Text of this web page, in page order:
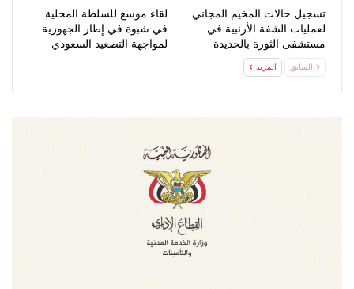
تسجيل حالات المخيم المجاني
لعمليات الشفة الأرنبية في
مستشفى الثورة بالحديدة
لقاء موسع للسلطة المحلية
في شبوة في إطار الجهوزية
لمواجهة التصعيد السعودي
السابق المزيد